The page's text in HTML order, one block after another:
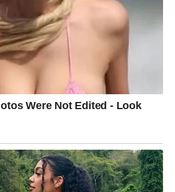
mogu se pojaviti nove mogućnosti
pravac.
iznenađenja. Slobodne Vodolije
koja ih odmah intrigira svojom
emotivnu sedmicu. U narednim